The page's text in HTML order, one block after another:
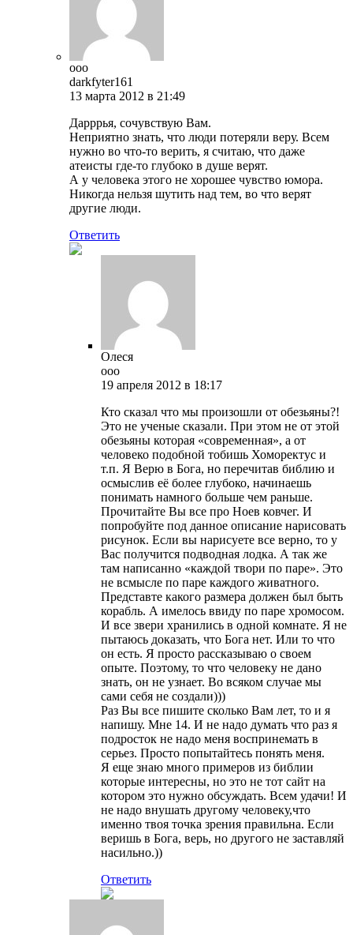
ooo
darkfyter161
13 марта 2012 в 21:49
Дарррья, сочувствую Вам.
Неприятно знать, что люди потеряли веру. Всем
нужно во что-то верить, я считаю, что даже
атеисты где-то глубоко в душе верят.
А у человека этого не хорошее чувство юмора.
Никогда нельзя шутить над тем, во что верят
другие люди.
Ответить
Олеся
ooo
19 апреля 2012 в 18:17
Кто сказал что мы произошли от обезьяны?!
Это не ученые сказали. При этом не от этой
обезьяны которая «современная», а от
человеко подобной тобишь Хоморектус и
т.п. Я Верю в Бога, но перечитав библию и
осмыслив её более глубоко, начинаешь
понимать намного больше чем раньше.
Прочитайте Вы все про Ноев ковчег. И
попробуйте под данное описание нарисовать
рисунок. Если вы нарисуете все верно, то у
Вас получится подводная лодка. А так же
там написанно «каждой твори по паре». Это
не всмысле по паре каждого живатного.
Представте какого размера должен был быть
корабль. А имелось ввиду по паре хромосом.
И все звери хранились в одной комнате. Я не
пытаюсь доказать, что Бога нет. Или то что
он есть. Я просто рассказываю о своем
опыте. Поэтому, то что человеку не дано
знать, он не узнает. Во всяком случае мы
сами себя не создали)))
Раз Вы все пишите сколько Вам лет, то и я
напишу. Мне 14. И не надо думать что раз я
подросток не надо меня воспринемать в
серьез. Просто попытайтесь понять меня.
Я еще знаю много примеров из библии
которые интересны, но это не тот сайт на
котором это нужно обсуждать. Всем удачи! И
не надо внушать другому человеку,что
именно твоя точка зрения правильна. Если
веришь в Бога, верь, но другого не заставляй
насильно.))
Ответить